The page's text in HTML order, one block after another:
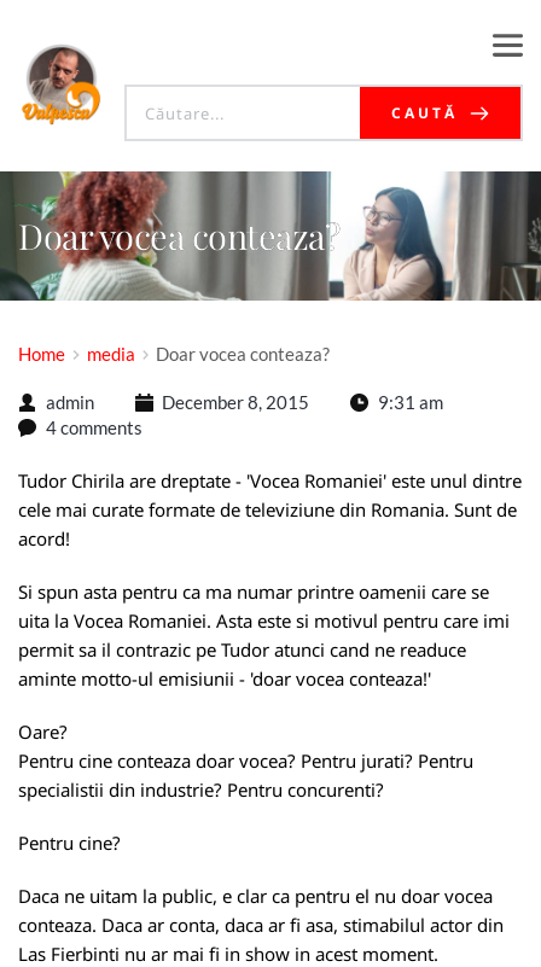
CAUTĂ
Doar vocea conteaza?
Home media Doar vocea conteaza?
admin December 8, 2015
9:31 am
4 comments
Tudor Chirila are dreptate - 'Vocea Romaniei' este unul dintre
cele mai curate formate de televiziune din Romania. Sunt de
acord!
Si spun asta pentru ca ma numar printre oamenii care se
uita la Vocea Romaniei. Asta este si motivul pentru care imi
permit sa il contrazic pe Tudor atunci cand ne readuce
aminte motto-ul emisiunii - 'doar vocea conteaza!'
Oare?
Pentru cine conteaza doar vocea? Pentru jurati? Pentru
specialistii din industrie? Pentru concurenti?
Pentru cine?
Daca ne uitam la public, e clar ca pentru el nu doar vocea
conteaza. Daca ar conta, daca ar fi asa, stimabilul actor din
Las Fierbinti nu ar mai fi in show in acest moment.